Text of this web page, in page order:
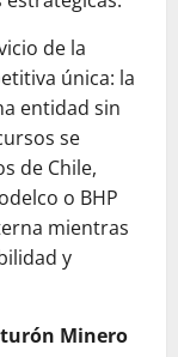
de la
única: la
entidad sin
se
de Chile,
o BHP
mientras
y
Minero